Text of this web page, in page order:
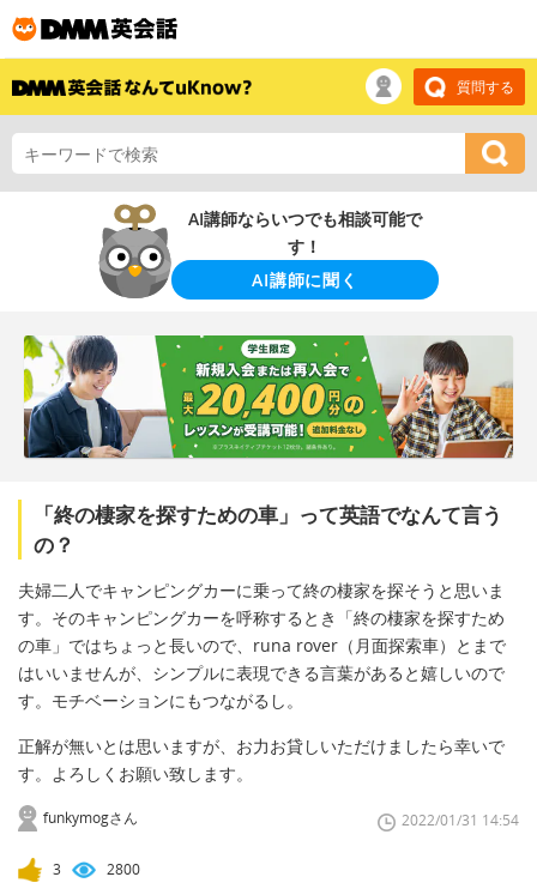
質問する
AI講師ならいつでも相談可能で
す！
AI講師に聞く
「終の棲家を探すための車」って英語でなんて言う
の？
夫婦二人でキャンピングカーに乗って終の棲家を探そうと思いま
す。そのキャンピングカーを呼称するとき「終の棲家を探すため
の車」ではちょっと長いので、runa rover（月面探索車）とまで
はいいませんが、シンプルに表現できる言葉があると嬉しいので
す。モチベーションにもつながるし。
正解が無いとは思いますが、お力お貸しいただけましたら幸いで
す。よろしくお願い致します。
funkymogさん 2022/01/31 14:54
3 2800